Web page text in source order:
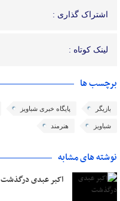
اشتراک گذاری :
لینک کوتاه :
برچسب ها
بازیگر پایگاه خبری شباویز
شباویز هنرمند
نوشته های مشابه
اکبر عبدی درگذشت